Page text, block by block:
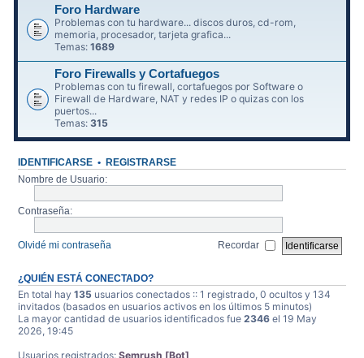
Foro Hardware
Problemas con tu hardware... discos duros, cd-rom,
memoria, procesador, tarjeta grafica...
Temas:1689
Foro Firewalls y Cortafuegos
Problemas con tu firewall, cortafuegos por Software o
Firewall de Hardware, NAT y redes IP o quizas con los
puertos...
Temas:315
IDENTIFICARSE • REGISTRARSE
Nombre de Usuario:
Contraseña:
Olvidé mi contraseña Recordar
¿QUIÉN ESTÁ CONECTADO?
En total hay135 usuarios conectados :: 1 registrado, 0 ocultos y 134
invitados (basados en usuarios activos en los últimos 5 minutos)
La mayor cantidad de usuarios identificados fue2346 el 19 May
2026, 19:45
Usuarios registrados:Semrush [Bot]